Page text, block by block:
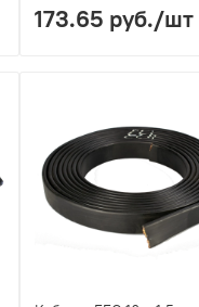
173.65 руб./шт